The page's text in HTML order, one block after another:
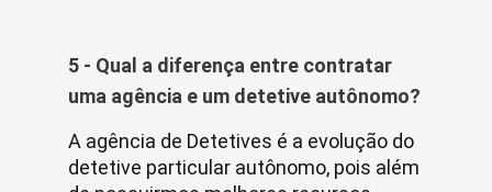
5 - Qual a diferença entre contratar
uma agência e um detetive autônomo?
A agência de Detetives é a evolução do
detetive particular autônomo, pois além